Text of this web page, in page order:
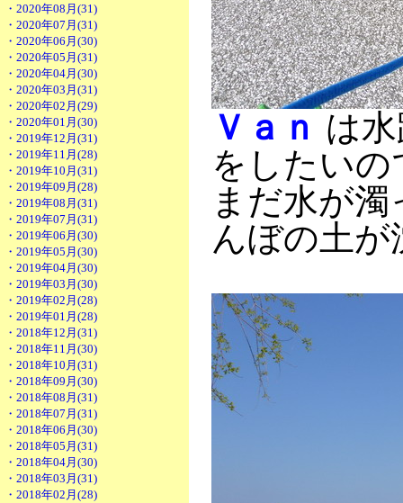
・2020年08月(31)
・2020年07月(31)
・2020年06月(30)
・2020年05月(31)
・2020年04月(30)
・2020年03月(31)
・2020年02月(29)
・2020年01月(30)
・2019年12月(31)
・2019年11月(28)
・2019年10月(31)
・2019年09月(28)
・2019年08月(31)
・2019年07月(31)
・2019年06月(30)
・2019年05月(30)
・2019年04月(30)
・2019年03月(30)
・2019年02月(28)
・2019年01月(28)
・2018年12月(31)
・2018年11月(30)
・2018年10月(31)
・2018年09月(30)
・2018年08月(31)
・2018年07月(31)
・2018年06月(30)
・2018年05月(31)
・2018年04月(30)
・2018年03月(31)
・2018年02月(28)
Ｖａｎ は
をしたい
まだ水が
んぼの土